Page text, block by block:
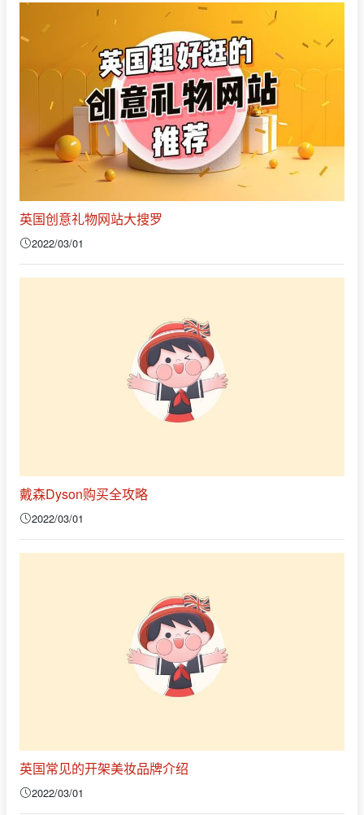
英国创意礼物网站大搜罗
2022/03/01
戴森Dyson购买全攻略
2022/03/01
英国常见的开架美妆品牌介绍
2022/03/01